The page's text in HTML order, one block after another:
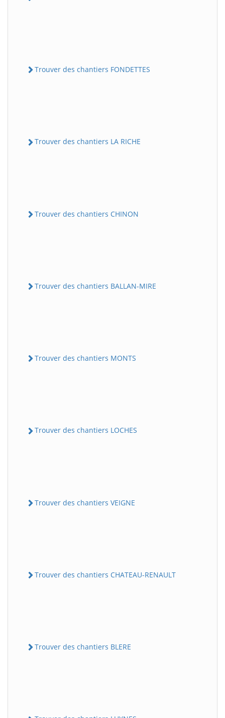
Trouver des chantiers FONDETTES
Trouver des chantiers LA RICHE
Trouver des chantiers CHINON
Trouver des chantiers BALLAN-MIRE
Trouver des chantiers MONTS
Trouver des chantiers LOCHES
Trouver des chantiers VEIGNE
Trouver des chantiers CHATEAU-RENAULT
Trouver des chantiers BLERE